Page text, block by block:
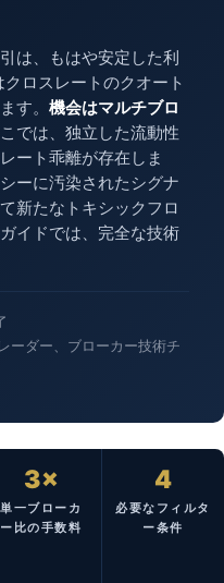
は、もはや安定した利
ロスレートのクオート
す。 機会はマルチブロ
では、独立した流動性
ート乖離が存在しま
ーに汚染されたシグナ
新たなトキシックフロ
イドでは、完全な技術
ーダー、ブローカー技術チ
3×
単一ブローカ
ー比の手数料
4
必要なフィルタ
ー条件